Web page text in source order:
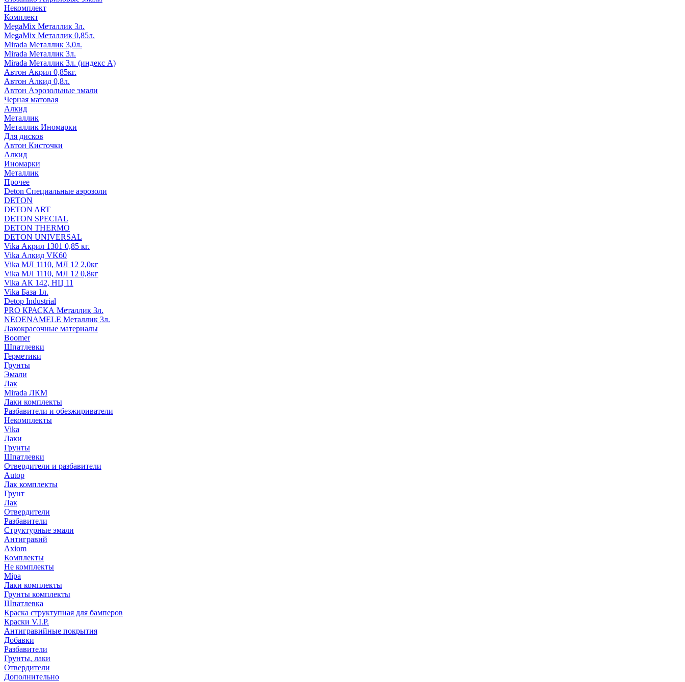
Некомплект
Комплект
MegaMix Металлик 3л.
MegaMix Металлик 0,85л.
Mirada Металлик 3,0л.
Mirada Металлик 3л.
Mirada Металлик 3л. (индекс А)
Автон Акрил 0,85кг.
Автон Алкид 0,8л.
Автон Аэрозольные эмали
Черная матовая
Алкид
Металлик
Металлик Иномарки
Для дисков
Автон Кисточки
Алкид
Иномарки
Металлик
Прочее
Deton Специальные аэрозоли
DETON
DETON ART
DETON SPECIAL
DETON THERMO
DETON UNIVERSAL
Vika Акрил 1301 0,85 кг.
Vika Алкид VK60
Vika МЛ 1110, МЛ 12 2,0кг
Vika МЛ 1110, МЛ 12 0,8кг
Vika АК 142, НЦ 11
Vika База 1л.
Detop Industrial
PRO КРАСКА Металлик 3л.
NEOENAMELE Металлик 3л.
Лакокрасочные материалы
Boomer
Шпатлевки
Герметики
Грунты
Эмали
Лак
Mirada ЛКМ
Лаки комплекты
Разбавители и обезжириватели
Некомплекты
Vika
Лаки
Грунты
Шпатлевки
Отвердители и разбавители
Autop
Лак комплекты
Грунт
Лак
Отвердители
Разбавители
Структурные эмали
Антигравий
Axiom
Комплекты
Не комплекты
Mipa
Лаки комплекты
Грунты комплекты
Шпатлевка
Краска структупная для бамперов
Краски V.I.P.
Антигравийные покрытия
Добавки
Разбавители
Грунты, лаки
Отвердители
Дополнительно